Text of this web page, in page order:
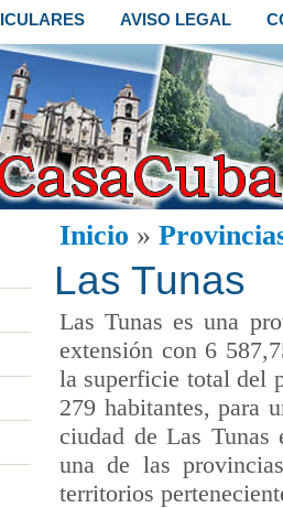
AVISO LEGAL
Inicio »
Las Tunas
Las Tunas es una
extensión con 6
la superficie total del
279 habitantes, para
ciudad de Las
una de las
territorios